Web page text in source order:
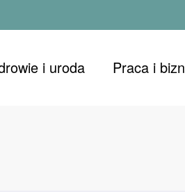
i uroda Praca i